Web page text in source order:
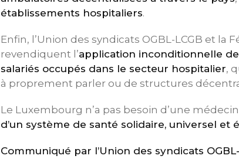
établissements hospitaliers.
Enfin, l’Union des syndicats OGBL-LCGB et
revendiquent l’application inconditionnelle
salariés occupés dans le secteur hospitalier,
à proprement parler ou de structures
Le Luxembourg n’a pas besoin d’une
d’un système de santé solidaire, universel et
Communiqué par l’Union des syndicats